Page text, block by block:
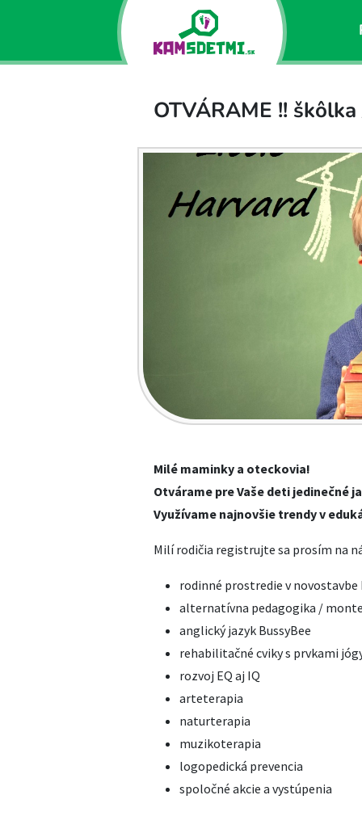
OTVÁRAME !!
Milé maminky a oteckovia!
Otvárame pre Vaše deti jedinečné
Využívame najnovšie trendy v
Milí rodičia registrujte sa prosím na
rodinné prostredie v novostavbe
alternatívna pedagogika /
anglický jazyk BussyBee
rehabilitačné cviky s prvkami
rozvoj EQ aj IQ
arteterapia
naturterapia
muzikoterapia
logopedická prevencia
spoločné akcie a vystúpenia